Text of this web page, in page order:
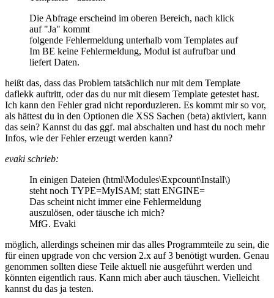
Die Abfrage erscheind im oberen Bereich, nach klick
auf "Ja" kommt
folgende Fehlermeldung unterhalb vom Templates auf
Im BE keine Fehlermeldung, Modul ist aufrufbar und
liefert Daten.
heißt das, dass das Problem tatsächlich nur mit dem Template
daflekk auftritt, oder das du nur mit diesem Template getestet hast.
Ich kann den Fehler grad nicht reporduzieren. Es kommt mir so vor,
als hättest du in den Optionen die XSS Sachen (beta) aktiviert, kann
das sein? Kannst du das ggf. mal abschalten und hast du noch mehr
Infos, wie der Fehler erzeugt werden kann?
evaki schrieb:
In einigen Dateien (html\Modules\Expcount\Install\)
steht noch TYPE=MyISAM; statt ENGINE=
Das scheint nicht immer eine Fehlermeldung
auszulösen, oder täusche ich mich?
MfG. Evaki
möglich, allerdings scheinen mir das alles Programmteile zu sein, die
für einen upgrade von chc version 2.x auf 3 benötigt wurden. Genau
genommen sollten diese Teile aktuell nie ausgeführt werden und
könnten eigentlich raus. Kann mich aber auch täuschen. Vielleicht
kannst du das ja testen.